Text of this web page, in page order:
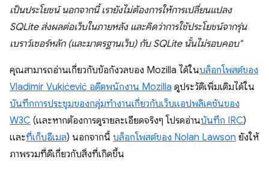
เป็นประโยชน์ นอกจากนี้ เรายังไม่ต้องการให้การเปลี่ยนแปลง
SQLite ส่งผลต่อเว็บในภายหลัง และคิดว่าการใช้ประโยชน์จากรุ่น
เบราว์เซอร์หลัก (และมาตรฐานเว็บ) กับ SQLite นั้นไม่รอบคอบ"
คุณสามารถอ่านเกี่ยวกับข้อกังวลของ Mozilla ได้ในบล็อกโพสต์ของ
Vladimir Vukićević อดีตพนักงาน Mozilla ดูประวัติเพิ่มเติมได้ใน
บันทึกการประชุมของกลุ่มทํางานเกี่ยวกับเว็บแอปพลิเคชันของ
W3C (และหากต้องการดูรายละเอียดจริงๆ โปรดอ่านบันทึก IRC)
และที่เก็บอีเมล) นอกจากนี้ บล็อกโพสต์ของ Nolan Lawson ยังให้
ภาพรวมที่ดีเกี่ยวกับสิ่งที่เกิดขึ้น